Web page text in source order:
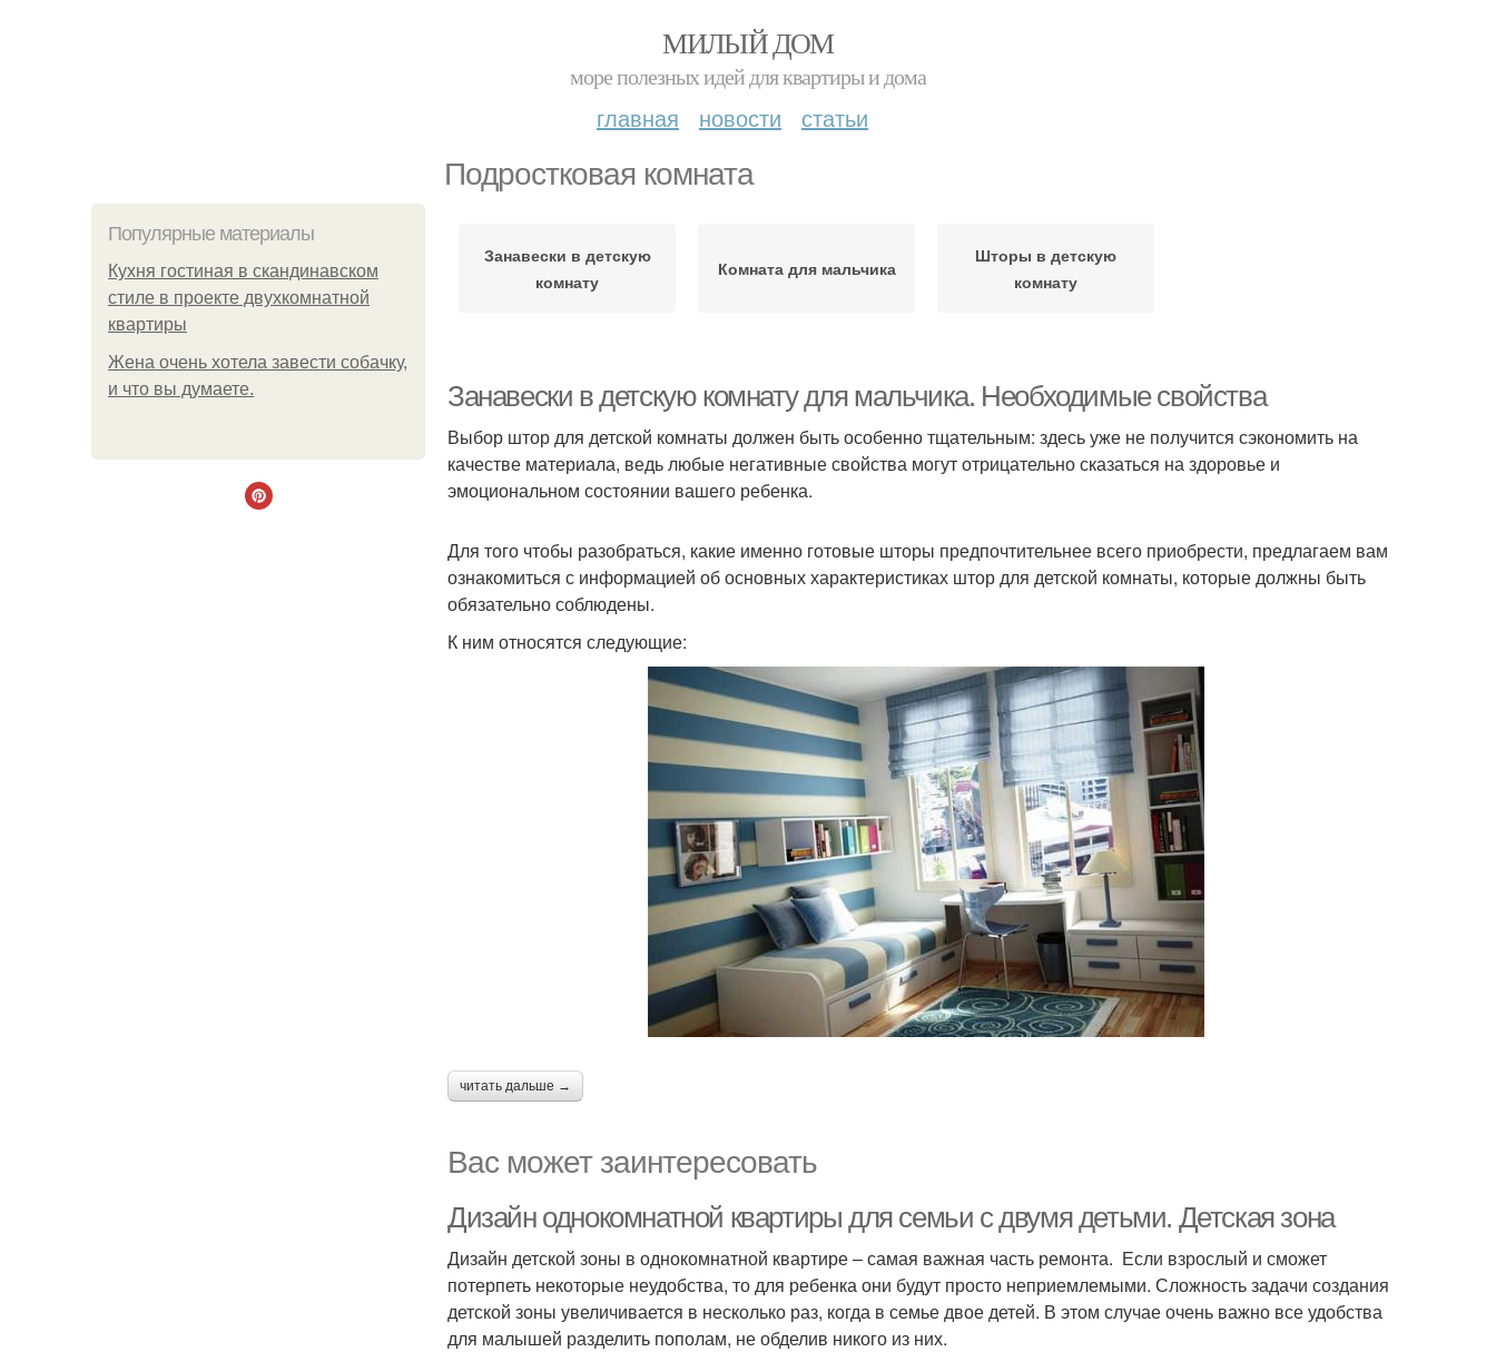
МИЛЫЙ ДОМ
море полезных идей для квартиры и дома
главная новости статьи
Подростковая комната
Популярные материалы
Кухня гостиная в скандинавском
стиле в проекте двухкомнатной
квартиры
Жена очень хотела завести собачку,
и что вы думаете.
Занавески в детскую
комнату
Комната для мальчика
Шторы в детскую
комнату
Занавески в детскую комнату для мальчика. Необходимые свойства
Выбор штор для детской комнаты должен быть особенно тщательным: здесь уже не получится сэкономить на
качестве материала, ведь любые негативные свойства могут отрицательно сказаться на здоровье и
эмоциональном состоянии вашего ребенка.
Для того чтобы разобраться, какие именно готовые шторы предпочтительнее всего приобрести, предлагаем вам
ознакомиться с информацией об основных характеристиках штор для детской комнаты, которые должны быть
обязательно соблюдены.
К ним относятся следующие:
читать дальше →
Вас может заинтересовать
Дизайн однокомнатной квартиры для семьи с двумя детьми. Детская зона
Дизайн детской зоны в однокомнатной квартире – самая важная часть ремонта. Если взрослый и сможет
потерпеть некоторые неудобства, то для ребенка они будут просто неприемлемыми. Сложность задачи создания
детской зоны увеличивается в несколько раз, когда в семье двое детей. В этом случае очень важно все удобства
для малышей разделить пополам, не обделив никого из них.